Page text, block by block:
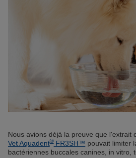
Nous avions déjà la preuve que l'extrait
Vet Aquadent® FR3SH™ pouvait limiter
bactériennes buccales canines, in vitro,